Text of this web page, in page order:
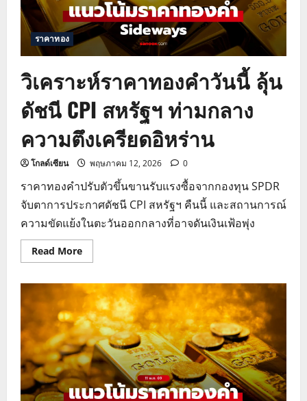
เงินเฟ้อ
พุ่ง
ราคาทอง
วิเคราะห์ราคาทองคำวันนี้ ลุ้น
ดัชนี CPI สหรัฐฯ ท่ามกลาง
ความตึงเครียดอิหร่าน
โกลด์เซียน พฤษภาคม 12, 2026 0
ราคาทองคำปรับตัวขึ้นขานรับแรงซื้อจากกองทุน SPDR
จับตาการประกาศดัชนี CPI สหรัฐฯ คืนนี้ และสถานการณ์
ความขัดแย้งในตะวันออกกลางที่อาจดันเงินเฟ้อพุ่ง
Read MoreRead
more
ราคา
ทองคำ
วัน
นี้
ลุ้น
ดัชนี
CPI
สหรัฐฯ
ท่ามกลาง
ความ
ตึงเครียด
อิหร่าน